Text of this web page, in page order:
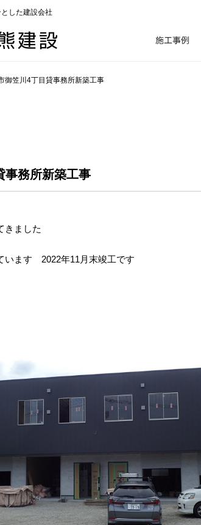
した建設会社
御笠川4丁目貸事務所新築工事
事務所新築工事
きました
います 2022年11月末竣工です